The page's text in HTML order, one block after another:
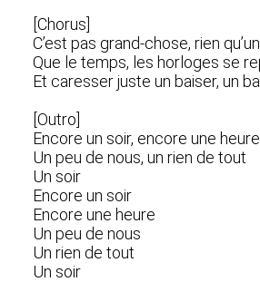
[Chorus]
C’est pas grand-chose, rien
Que le temps, les horloges se
Et caresser juste un baiser, un
[Outro]
Encore un soir, encore une heure
Un peu de nous, un rien de tout
Un soir
Encore un soir
Encore une heure
Un peu de nous
Un rien de tout
Un soir